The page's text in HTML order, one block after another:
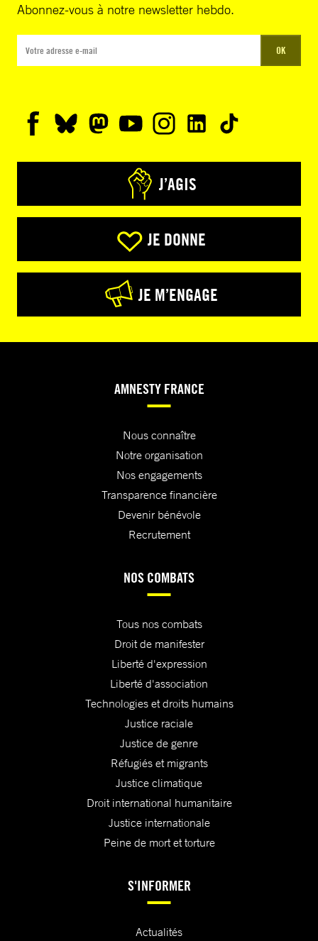
Abonnez-vous à notre newsletter hebdo.
OK
J’AGIS
JE DONNE
JE M’ENGAGE
AMNESTY FRANCE
Nous connaître
Notre organisation
Nos engagements
Transparence financière
Devenir bénévole
Recrutement
NOS COMBATS
Tous nos combats
Droit de manifester
Liberté d'expression
Liberté d'association
Technologies et droits humains
Justice raciale
Justice de genre
Réfugiés et migrants
Justice climatique
Droit international humanitaire
Justice internationale
Peine de mort et torture
S'INFORMER
Actualités